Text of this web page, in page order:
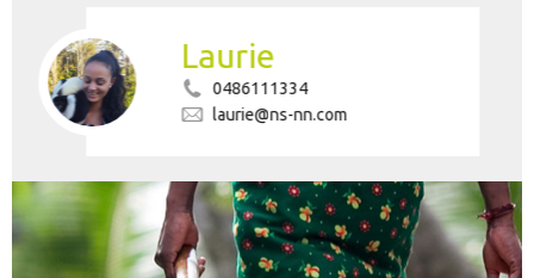
Laurie
0486111334
laurie@ns-nn.com